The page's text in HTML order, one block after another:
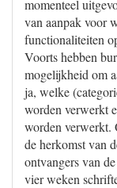
momenteel
van aanpak voor
functionaliteiten
Voorts hebben
mogelijkheid om
ja, welke
worden verwerkt
worden verwerkt.
de herkomst van
ontvangers van
vier weken